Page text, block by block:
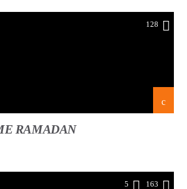
128
RAMADAN
5 163